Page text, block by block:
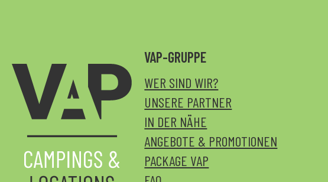
VAP-GRUPPE
WER SIND WIR?
UNSERE PARTNER
IN DER NÄHE
ANGEBOTE & PROMOTIONEN
PACKAGE VAP